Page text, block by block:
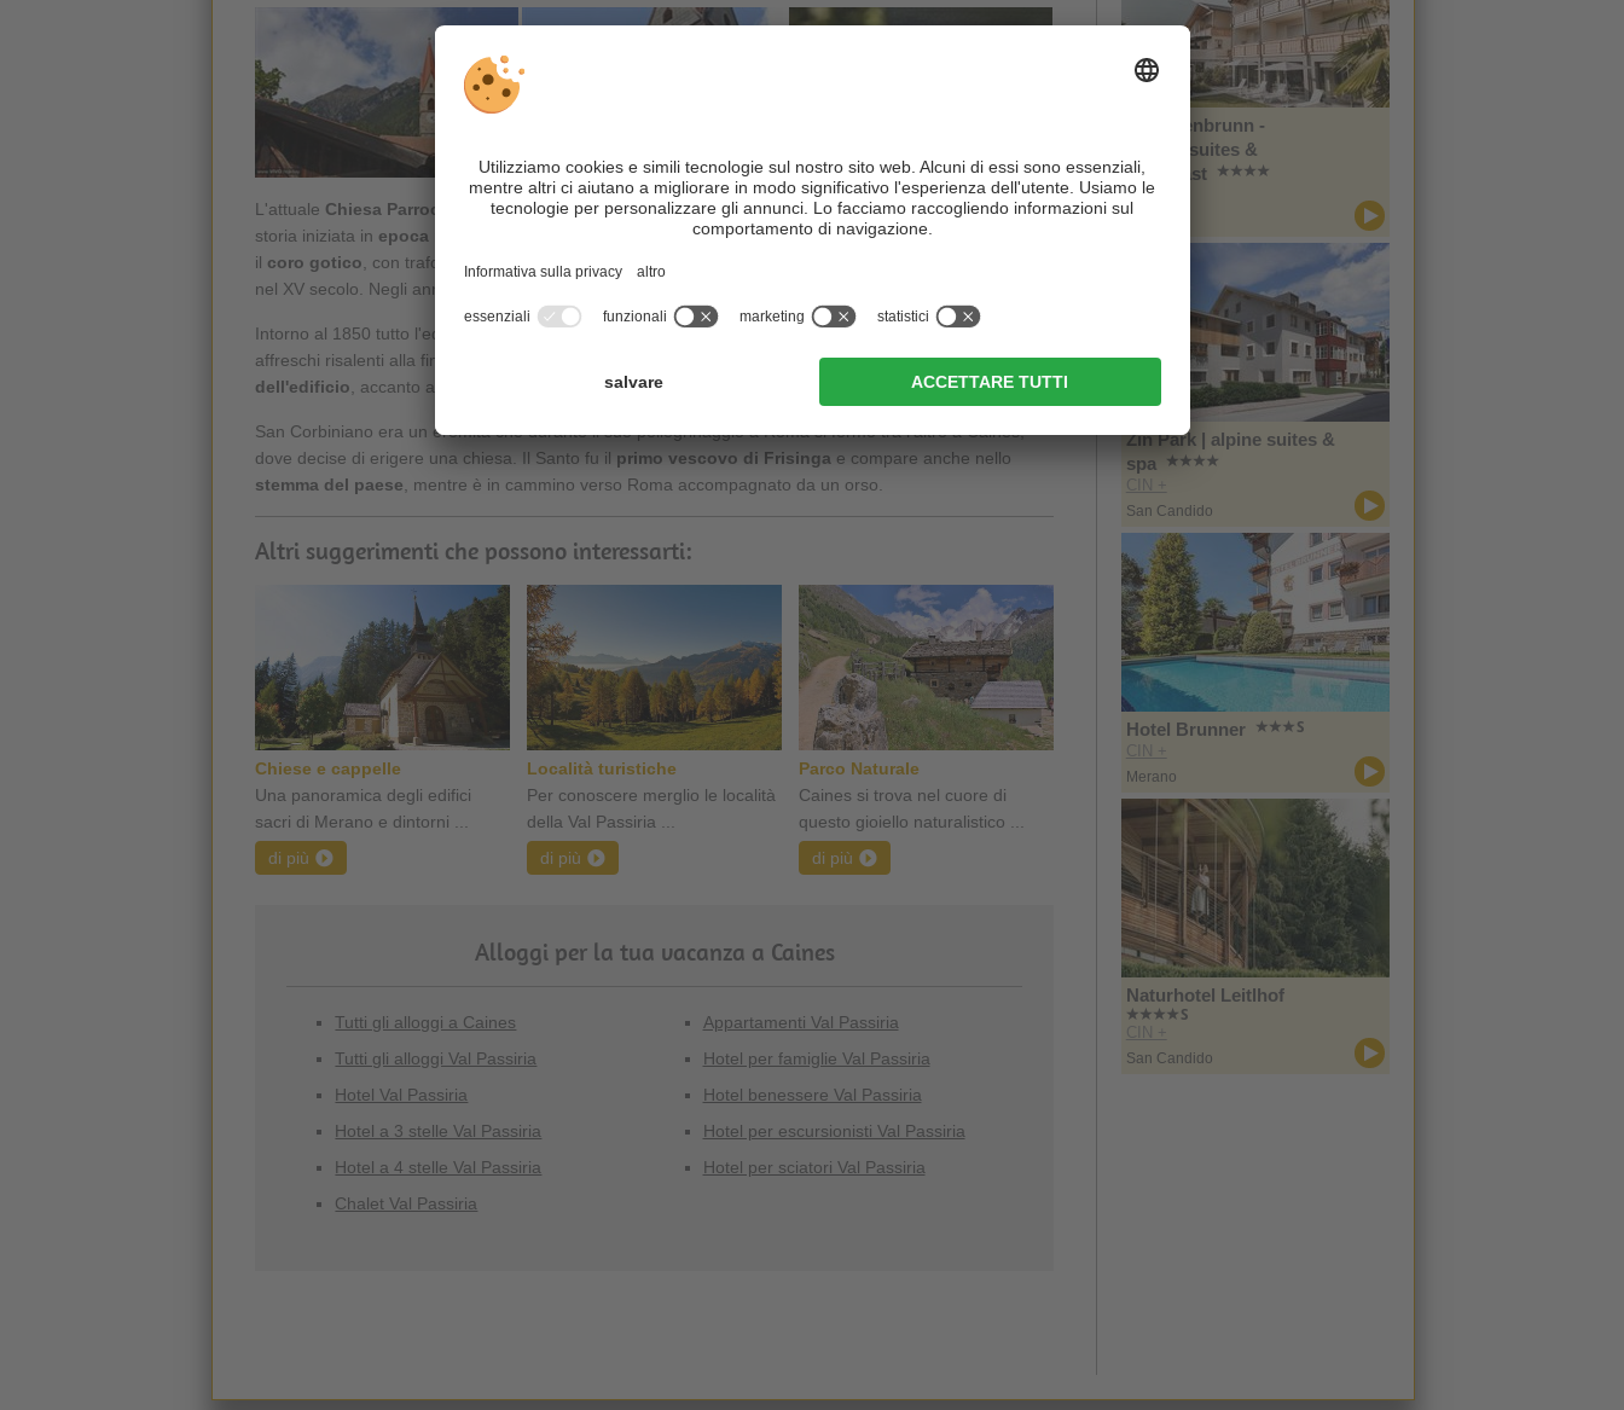
L'attuale Chiesa Parrocchiale diCaines è consacrata aiSanti Corbiniano e Maurizioe racconta una
storia iniziata in epoca romanica
, della quale si conservano i muri originali. Di particolare interesse sono
il coro gotico , con trafori e volta a costoloni originali, e il portale a punta, entrambi annessi alla navata
nel XV secolo. Negli anni 1615-16 la navata della chiesa venne dotata di una volta a botte.
Intorno al 1850 tutto l'edificio venne ampliato verso ovest. Il vero gioiello artistico della chiesa sono gli
affreschi risalenti alla fine del XIV secolo, che si possono ammirare sulla
parete meridionale
dell'edificio , accanto ai quali è anche conservata una meridiana.
San Corbiniano era un eremita che durante il suo pellegrinaggio a Roma si fermò tra l'altro a Caines,
dove decise di erigere una chiesa. Il Santo fu il primo vescovo di Frisinga e compare anche nello
stemma del paese , mentre è in cammino verso Roma accompagnato da un orso.
Altri suggerimenti che possono interessarti:
Chiese e cappelle
Una panoramica degli edifici
sacri di Merano e dintorni ...
di più
Località turistiche
Per conoscere merglio le località
della Val Passiria ...
di più
Parco Naturale
Caines si trova nel cuore di
questo gioiello naturalistico ...
di più
Alloggi per la tua vacanza a Caines
Tutti gli alloggi a Caines
Tutti gli alloggi Val Passiria
Hotel Val Passiria
Hotel a 3 stelle Val Passiria
Hotel a 4 stelle Val Passiria
Chalet Val Passiria
Appartamenti Val Passiria
Hotel per famiglie Val Passiria
Hotel benessere Val Passiria
Hotel per escursionisti Val Passiria
Hotel per sciatori Val Passiria
Im Tiefenbrunn -
Gardensuites &
Breakfast
CIN +
Zin Park | alpine suites &
spa
CIN +
San Candido
Hotel Brunner
CIN +
Merano
Naturhotel Leitlhof
CIN +
San Candido